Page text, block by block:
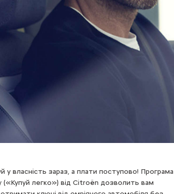
у власність зараз, а плати поступово! Програма
(«Купуй легко») від Citroën дозволить вам